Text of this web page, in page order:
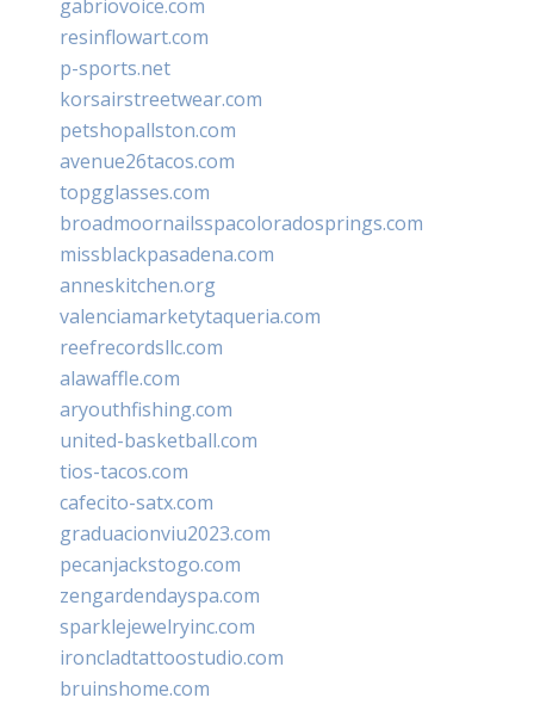
gabriovoice.com
resinflowart.com
p-sports.net
korsairstreetwear.com
petshopallston.com
avenue26tacos.com
topgglasses.com
broadmoornailsspacoloradosprings.com
missblackpasadena.com
anneskitchen.org
valenciamarketytaqueria.com
reefrecordsllc.com
alawaffle.com
aryouthfishing.com
united-basketball.com
tios-tacos.com
cafecito-satx.com
graduacionviu2023.com
pecanjackstogo.com
zengardendayspa.com
sparklejewelryinc.com
ironcladtattoostudio.com
bruinshome.com